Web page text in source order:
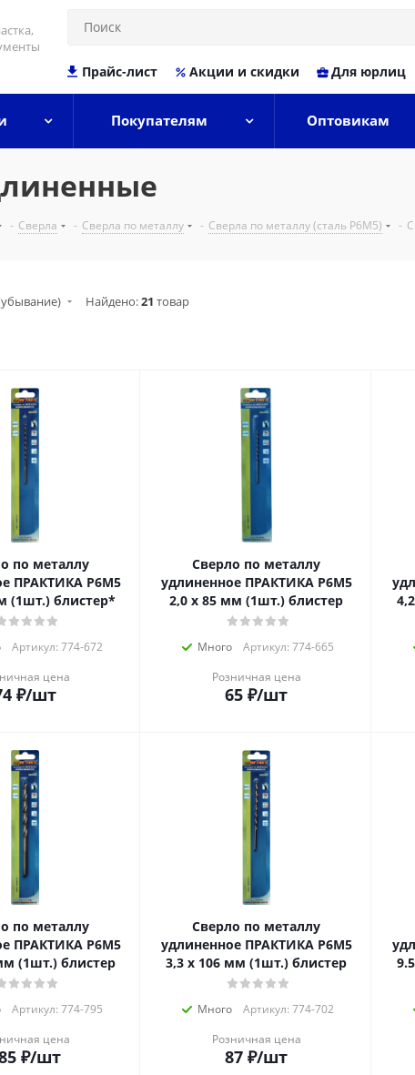
Прайс-лист Акции и скидки Для юрлиц
Покупателям Оптовикам
- Сверла - Сверла по металлу - Сверла по металлу (сталь Р6М5) -
Найдено:21 товар
по металлу
ПРАКТИКА Р6М5
(1шт.) блистер*
Артикул: 774-672
цена
₽/шт
Сверло по металлу
удлиненное ПРАКТИКА Р6М5
2,0 х 85 мм (1шт.) блистер
Много
Артикул: 774-665
Розничная цена
65 ₽/шт
по металлу
ПРАКТИКА Р6М5
(1шт.) блистер
Артикул: 774-795
цена
₽/шт
Сверло по металлу
удлиненное ПРАКТИКА Р6М5
3,3 х 106 мм (1шт.) блистер
Много
Артикул: 774-702
Розничная цена
87 ₽/шт